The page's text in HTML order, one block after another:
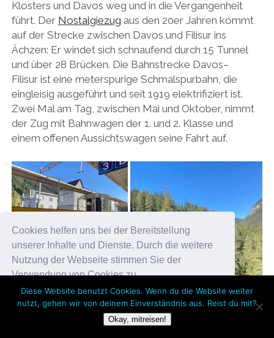
Cookies helfen uns bei der Bereitstellung
unserer Inhalte und Dienste. Durch die weitere
Nutzung der Webseite stimmen Sie der
Verwendung von Cookies zu.
Okay!
Klosters und Davos weg und in die Vergangenheit
führt. Der Nostalgiezug aus den 20er Jahren kommt
auf der Strecke zwischen Davos und Filisur ins
Ächzen: Er windet sich schnaufend durch 15 Tunnel
und über 28 Brücken. Die Bahnstrecke Davos–
Filisur ist eine meterspurige Schmalspurbahn, die
eingleisig ausgeführt und seit 1919 elektrifiziert ist.
Zwei Mal am Tag, zwischen Mai und Oktober, nimmt
der Zug mit Bahnwagen der 1. und 2. Klasse und
einem offenen Aussichtswagen seine Fahrt auf.
Diese Website benutzt Cookies. Wenn du die Website weiter
nutzt, gehen wir von deinem Einverständnis aus. Reist du mit?
Okay, mitreisen!